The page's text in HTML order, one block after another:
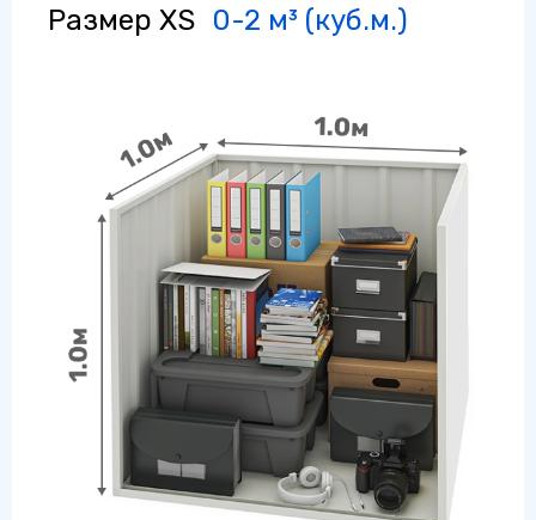
Размер XS 0-2 м³ (куб.м.)